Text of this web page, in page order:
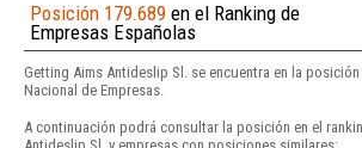
Posición 179.689 en el Ranking de
Empresas Españolas
Getting Aims Antideslip Sl. se encuentra en la posición
Nacional de Empresas.
A continuación podrá consultar la posición en el